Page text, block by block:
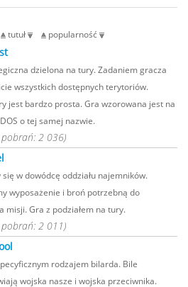
tutuł popularność
dzielona na tury. Zadaniem gracza
wszystkich dostępnych terytoriów.
jest bardzo prosta. Gra wzorowana jest na
o tej samej nazwie.
2 036)
w dowódcę oddziału najemników.
wyposażenie i broń potrzebną do
misji. Gra z podziałem na tury.
2 011)
rodzajem bilarda. Bile
wojska nasze i wojska przeciwnika.